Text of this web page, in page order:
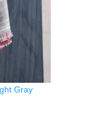
Gray